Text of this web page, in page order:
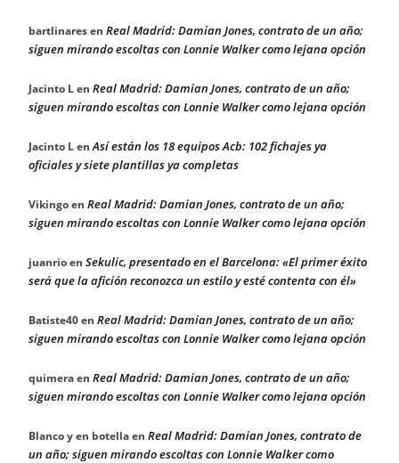
bartlinaresen Real Madrid: Damian Jones, contrato de un año;
siguen mirando escoltas con Lonnie Walker como lejana opción
Jacinto Len Real Madrid: Damian Jones, contrato de un año;
siguen mirando escoltas con Lonnie Walker como lejana opción
Jacinto LenAsí están los 18 equipos Acb: 102 fichajes ya
oficiales y siete plantillas ya completas
Vikingoen Real Madrid: Damian Jones, contrato de un año;
siguen mirando escoltas con Lonnie Walker como lejana opción
juanrioen Sekulic, presentado en el Barcelona: «El primer éxito
será que la afición reconozca un estilo y esté contenta con él»
Batiste40en Real Madrid: Damian Jones, contrato de un año;
siguen mirando escoltas con Lonnie Walker como lejana opción
quimeraen Real Madrid: Damian Jones, contrato de un año;
siguen mirando escoltas con Lonnie Walker como lejana opción
Blanco y en botellaen Real Madrid: Damian Jones, contrato de
un año; siguen mirando escoltas con Lonnie Walker como